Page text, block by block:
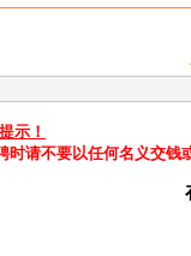
示！
时请不要以任何名义交钱